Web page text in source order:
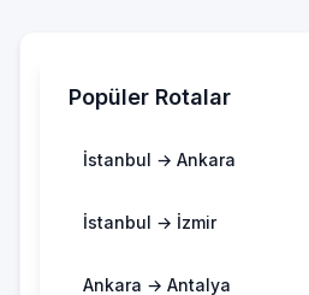
Popüler Rotalar
İstanbul → Ankara
İstanbul → İzmir
Ankara → Antalya